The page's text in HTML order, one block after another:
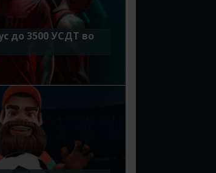
до 3500 УСДТ во